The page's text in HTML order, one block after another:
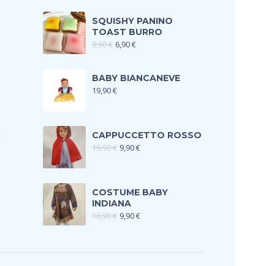
SQUISHY PANINO
TOAST BURRO
9,90€ 6,90€
BABY BIANCANEVE
19,90€
CAPPUCCETTO ROSSO
19,90€ 9,90€
COSTUME BABY
INDIANA
16,90€ 9,90€